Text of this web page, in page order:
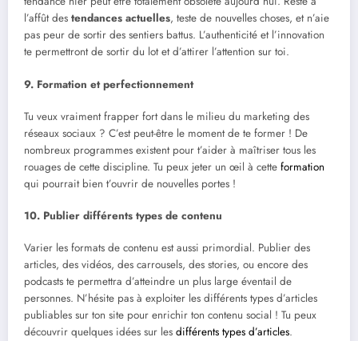
l’affût des tendances actuelles, teste de nouvelles choses, et n’aie
pas peur de sortir des sentiers battus. L’authenticité et l’innovation
te permettront de sortir du lot et d’attirer l’attention sur toi.
9. Formation et perfectionnement
Tu veux vraiment frapper fort dans le milieu du marketing des
réseaux sociaux ? C’est peut-être le moment de te former ! De
nombreux programmes existent pour t’aider à maîtriser tous les
rouages de cette discipline. Tu peux jeter un œil à cette formation
qui pourrait bien t’ouvrir de nouvelles portes !
10. Publier différents types de contenu
Varier les formats de contenu est aussi primordial. Publier des
articles, des vidéos, des carrousels, des stories, ou encore des
podcasts te permettra d’atteindre un plus large éventail de
personnes. N’hésite pas à exploiter les différents types d’articles
publiables sur ton site pour enrichir ton contenu social ! Tu peux
découvrir quelques idées sur les différents types d’articles.